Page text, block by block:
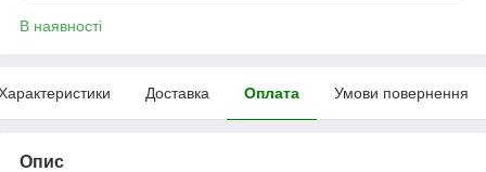
В наявності
Доставка Оплата Умови повернення
Опис